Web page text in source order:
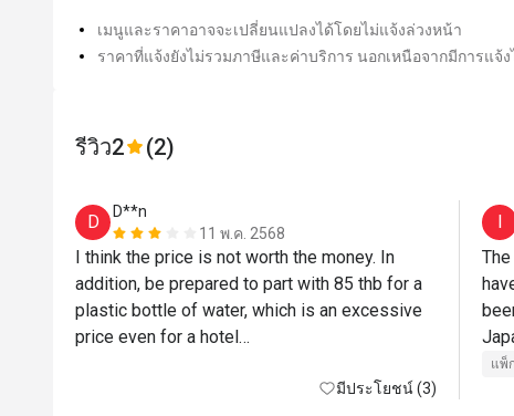
เมนูและราคาอาจจะเปลี่ยนแปลงได้โดยไม่แจ้งล่วงหน้า
ราคาที่แจ้งยังไม่รวมภาษีและค่าบริการ นอกเหนือจากมีการแจ้ง
รีวิว2 (2)
D
D**n
11 พ.ค. 2568
I think the price is not worth the money. In
addition, be prepared to part with 85 thb for a
plastic bottle of water, which is an excessive
price even for a hotel
The bright spot is the staff of the place, who
มีประโยชน์ (3)
I
แพ็